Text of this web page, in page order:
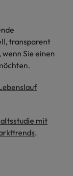
transparent
, wenn Sie einen
mit
.